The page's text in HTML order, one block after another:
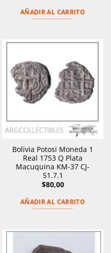
AÑADIR AL CARRITO
Bolivia Potosi Moneda 1
Real 1753 Q Plata
Macuquina KM-37 CJ-
51.7.1
$80,00
AÑADIR AL CARRITO